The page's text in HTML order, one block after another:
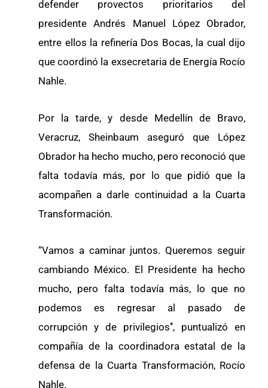
defender provectos prioritarios del
presidente Andrés Manuel López Obrador,
entre ellos la refinería Dos Bocas, la cual dijo
que coordinó la exsecretaria de Energía Rocío
Nahle.
Por la tarde, y desde Medellín de Bravo,
Veracruz, Sheinbaum aseguró que López
Obrador ha hecho mucho, pero reconoció que
falta todavía más, por lo que pidió que la
acompañen a darle continuidad a la Cuarta
Transformación.
“Vamos a caminar juntos. Queremos seguir
cambiando México. El Presidente ha hecho
mucho, pero falta todavía más, lo que no
podemos es regresar al pasado de
corrupción y de privilegios’’, puntualizó en
compañía de la coordinadora estatal de la
defensa de la Cuarta Transformación, Rocío
Nahle.